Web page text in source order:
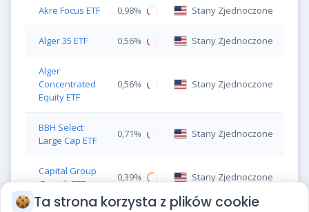
Akre Focus ETF 0,98% Stany Zjednoczone
Alger 35 ETF 0,56% Stany Zjednoczone
Alger
Concentrated
Equity ETF
0,56% Stany Zjednoczone
BBH Select
Large Cap ETF
0,71% Stany Zjednoczone
Capital Group
Growth ETF
0,39% Stany Zjednoczone
Ta strona korzysta z plików cookie